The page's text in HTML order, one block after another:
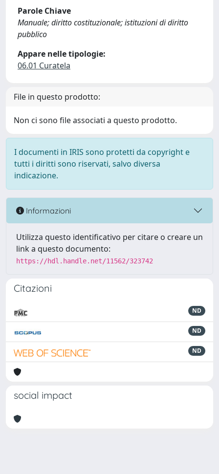
Parole Chiave
Manuale; diritto costituzionale; istituzioni di diritto
pubblico
Appare nelle tipologie:
06.01 Curatela
File in questo prodotto:
Non ci sono file associati a questo prodotto.
I documenti in IRIS sono protetti da copyright e
tutti i diritti sono riservati, salvo diversa
indicazione.
Informazioni
Utilizza questo identificativo per citare o creare un
link a questo documento:
https://hdl.handle.net/11562/323742
Citazioni
ND
ND
ND
social impact